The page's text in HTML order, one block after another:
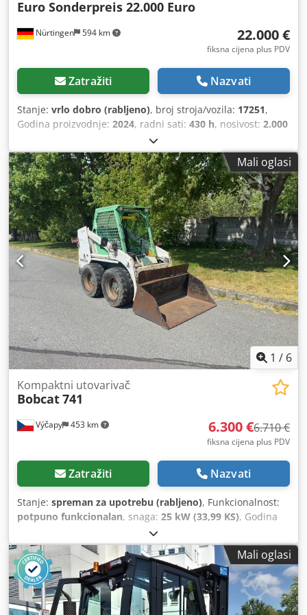
Nürtingen 594 km
Euro Sonderpreis 22.000 Euro
22.000 €
fiksna cijena plus PDV
Zatražiti Nazvati
Stanje: vrlo dobro (rabljeno), broj stroja/vozila: 17251,
Godina proizvodnje: 2024, radni sati: 430 h, nosivost: 2.000
4.730 mm
mm, težište tereta:500 mm, vrsta goriva:dizel, vrsta
jarbola:triplex, građevinska visina:2.190 mm, duljina
vilica:1.050 mm, veličina prednje gume:7.00-15 5.50,
veličina stražnje gume:6.50-10, ukupna masa:4.053 kg
5215420 Credpjzr Db Hefx Ahzjf Serijski broj: FDA2A-5052-
00236
Mali oglasi
1 / 6
Výčapy 453 km
Kompaktni utovarivač
Bobcat741
6.300 €6.710 €
fiksna cijena plus PDV
Zatražiti Nazvati
Stanje: spreman za upotrebu (rabljeno), Funkcionalnost:
potpuno funkcionalan, snaga: 25 kW (33,99 KS), Godina
, radni sati:5.700 h
motorom 29,5 KS Credpfey Skqwsx Ahzof 5700 radnih sati,
godina proizvodnje oko 1990. Kanta
Mali oglasi